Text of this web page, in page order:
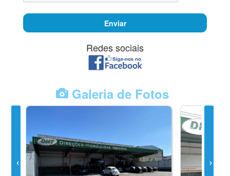
Enviar
Redes sociais
Galeria de Fotos